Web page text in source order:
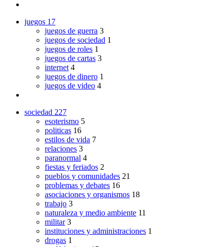
juegos 17
juegos de guerra 3
juegos de sociedad 1
juegos de roles 1
juegos de cartas 3
internet 4
juegos de dinero 1
juegos de video 4
sociedad 227
esoterismo 5
politicas 16
estilos de vida 7
relaciones 3
paranormal 4
fiestas y feriados 2
pueblos y comunidades 21
problemas y debates 16
asociaciones y organismos 18
trabajo 3
naturaleza y medio ambiente 11
militar 3
instituciones y administraciones 1
drogas 1